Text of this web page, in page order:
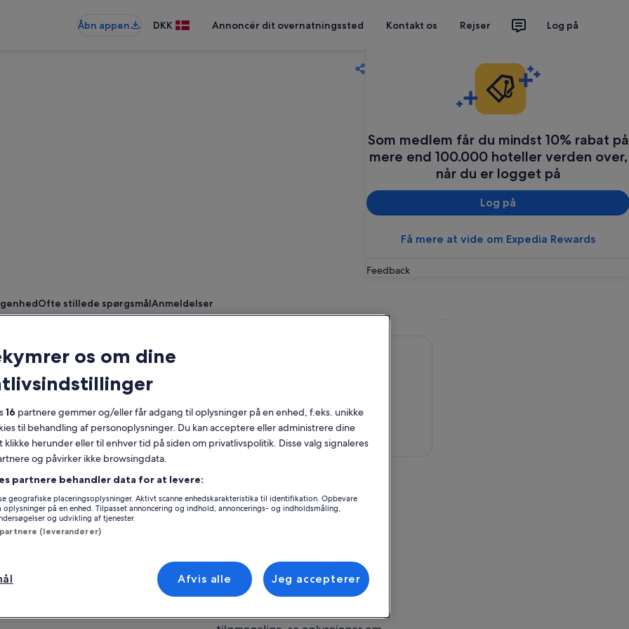
Åbn appen DKK Annoncér dit overnatningssted Kontakt os Rejser Log på
Som medlem får du mindst 10% rabat på
mere end 100.000 hoteller verden over,
når du er logget på
Log på
Få mere at vide om Expedia Rewards
Feedback
Ofte stillede spørgsmålAnmeldelser
Gratis afbestilling
Mobilkupon
Øjeblikkelig
bekræftelse
den ultimative måde at udforske hele øen
på land og hav i komplet komfort og
Capri består af fire charmerende
- to ved havet, Big Marina og Small
og to på bjergene, Capri og Anacapri. På
eksklusive tur tager Mondo Guides
så du kan opdage dens skønhed både fra
og land, alt på en afslappet og stressfri
Flygt fra mængden og nyd en mere intim
luksusbutikker og betagende udsigt.
Se på kort
Island of Capri
Antonino Esposito - Pizza e Cucina
2 Piazza Marinai D'Italia
80067, Sorrento, Campania, Italy
Flere møde-/indløsningssteder er
os om dine
16 partnere gemmer og/eller får adgang til oplysninger på en enhed, f.eks. unikke
til behandling af personoplysninger. Du kan acceptere eller administrere dine
klikke herunder eller til enhver tid på siden om privatlivspolitik. Disse valg signaleres
og påvirker ikke browsingdata.
partnere behandler data for at levere:
geografiske placeringsoplysninger. Aktivt scanne enhedskarakteristika til identifikation. Opbevare
på en enhed. Tilpasset annoncering og indhold, annoncerings- og indholdsmåling,
og udvikling af tjenester.
(leverandører)
Afvis alle Jeg accepterer